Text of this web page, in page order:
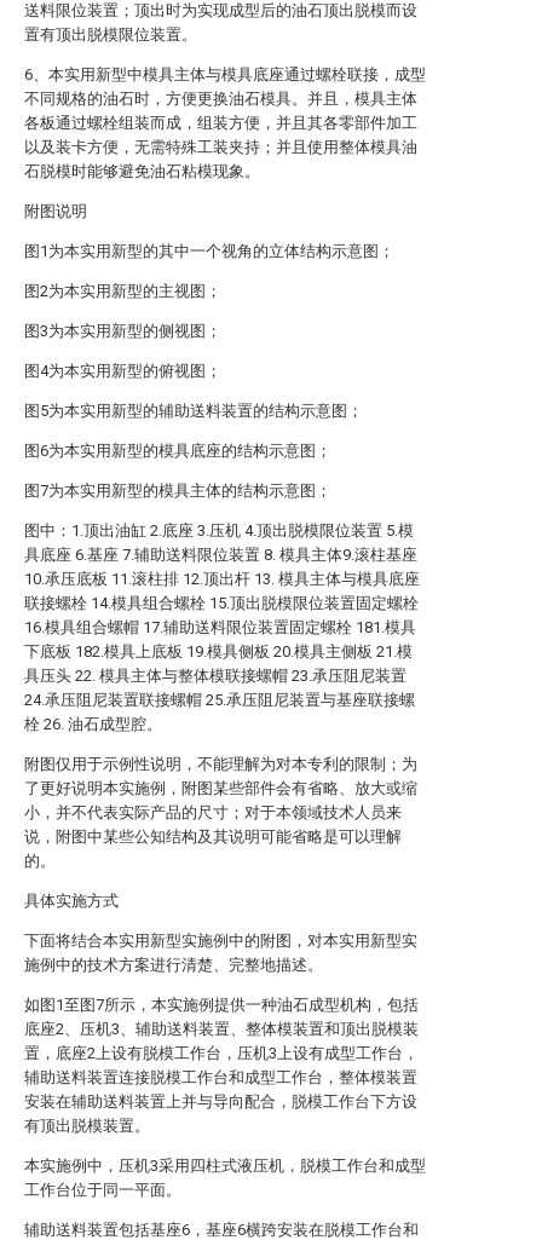
送料限位装置；顶出时为实现成型后的油石顶出脱模而设
置有顶出脱模限位装置。
6、本实用新型中模具主体与模具底座通过螺栓联接，成型
不同规格的油石时，方便更换油石模具。并且，模具主体
各板通过螺栓组装而成，组装方便，并且其各零部件加工
以及装卡方便，无需特殊工装夹持；并且使用整体模具油
石脱模时能够避免油石粘模现象。
附图说明
图1为本实用新型的其中一个视角的立体结构示意图；
图2为本实用新型的主视图；
图3为本实用新型的侧视图；
图4为本实用新型的俯视图；
图5为本实用新型的辅助送料装置的结构示意图；
图6为本实用新型的模具底座的结构示意图；
图7为本实用新型的模具主体的结构示意图；
图中：1.顶出油缸 2.底座 3.压机 4.顶出脱模限位装置 5.模
具底座 6.基座 7.辅助送料限位装置 8. 模具主体9.滚柱基座
10.承压底板 11.滚柱排 12.顶出杆 13. 模具主体与模具底座
联接螺栓 14.模具组合螺栓 15.顶出脱模限位装置固定螺栓
16.模具组合螺帽 17.辅助送料限位装置固定螺栓 181.模具
下底板 182.模具上底板 19.模具侧板 20.模具主侧板 21.模
具压头 22. 模具主体与整体模联接螺帽 23.承压阻尼装置
24.承压阻尼装置联接螺帽 25.承压阻尼装置与基座联接螺
栓 26. 油石成型腔。
附图仅用于示例性说明，不能理解为对本专利的限制；为
了更好说明本实施例，附图某些部件会有省略、放大或缩
小，并不代表实际产品的尺寸；对于本领域技术人员来
说，附图中某些公知结构及其说明可能省略是可以理解
的。
具体实施方式
下面将结合本实用新型实施例中的附图，对本实用新型实
施例中的技术方案进行清楚、完整地描述。
如图1至图7所示，本实施例提供一种油石成型机构，包括
底座2、压机3、辅助送料装置、整体模装置和顶出脱模装
置，底座2上设有脱模工作台，压机3上设有成型工作台，
辅助送料装置连接脱模工作台和成型工作台，整体模装置
安装在辅助送料装置上并与导向配合，脱模工作台下方设
有顶出脱模装置。
本实施例中，压机3采用四柱式液压机，脱模工作台和成型
工作台位于同一平面。
辅助送料装置包括基座6，基座6横跨安装在脱模工作台和